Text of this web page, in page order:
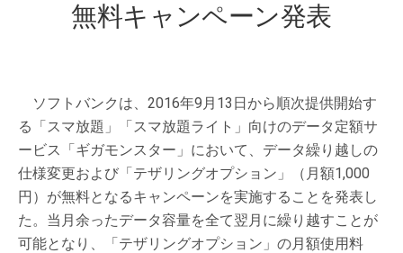
無料キャンペーン発表
ソフトバンクは、2016年9月13日から順次提供開始す
る「スマ放題」「スマ放題ライト」向けのデータ定額サ
ービス「ギガモンスター」において、データ繰り越しの
仕様変更および「テザリングオプション」（月額1,000
円）が無料となるキャンペーンを実施することを発表し
た。当月余ったデータ容量を全て翌月に繰り越すことが
可能となり、「テザリングオプション」の月額使用料